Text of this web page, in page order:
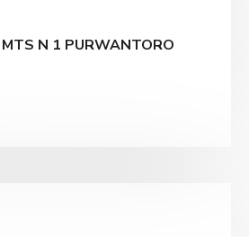
MTS N 1 PURWANTORO